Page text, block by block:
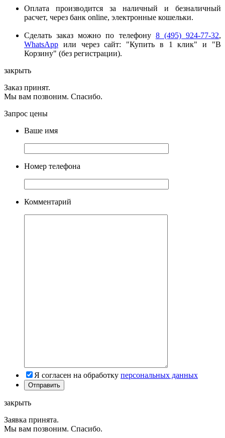
Оплата производится за наличный и безналичный
расчет, через банк online, электронные кошельки.
Сделать заказ можно по телефону 8 (495) 924-77-32,
WhatsApp или через сайт: "Купить в 1 клик" и "В
Корзину" (без регистрации).
закрыть
Заказ принят.
Мы вам позвоним. Спасибо.
Запрос цены
Ваше имя
Номер телефона
Комментарий
Я согласен на обработку персональных данных
закрыть
Заявка принята.
Мы вам позвоним. Спасибо.